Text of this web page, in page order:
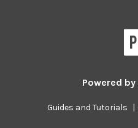
Powered by
Guides and Tutorials |